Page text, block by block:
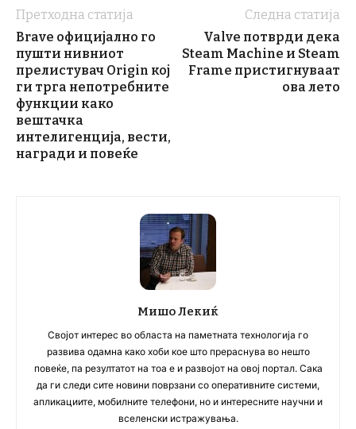
Претходна статија
Brave официјално го
пушти нивниот
прелистувач Origin кој
ги трга непотребните
функции како
вештачка
интелигенција, вести,
награди и повеќе
Следна статија
Valve потврди дека
Steam Machine и Steam
Frame пристигнуваат
ова лето
Мишо Лекиќ
Својот интерес во областа на паметната технологија го
развива одамна како хоби кое што прераснува во нешто
повеќе, па резултатот на тоа е и развојот на овој портал. Сака
да ги следи сите новини поврзани со оперативните системи,
апликациите, мобилните телефони, но и интересните научни и
вселенски истражувања.